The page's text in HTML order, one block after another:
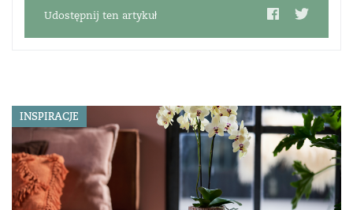
Udostępnij ten artykuł
INSPIRACJE